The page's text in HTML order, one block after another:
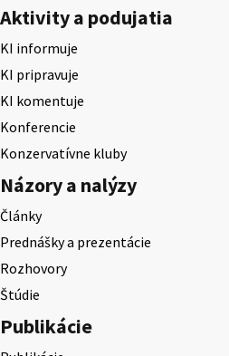
Aktivity a podujatia
KI informuje
KI pripravuje
KI komentuje
Konferencie
Konzervatívne kluby
Názory a nalýzy
Články
Prednášky a prezentácie
Rozhovory
Štúdie
Publikácie